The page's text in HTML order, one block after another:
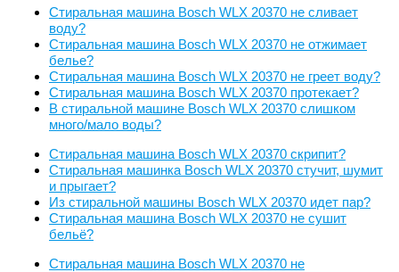
Стиральная машина Bosch WLX 20370 не сливает
воду?
Стиральная машина Bosch WLX 20370 не отжимает
белье?
Стиральная машина Bosch WLX 20370 не греет воду?
Стиральная машина Bosch WLX 20370 протекает?
В стиральной машине Bosch WLX 20370 слишком
много/мало воды?
Стиральная машина Bosch WLX 20370 скрипит?
Стиральная машинка Bosch WLX 20370 стучит, шумит
и прыгает?
Из стиральной машины Bosch WLX 20370 идет пар?
Стиральная машина Bosch WLX 20370 не сушит
бельё?
Стиральная машина Bosch WLX 20370 не